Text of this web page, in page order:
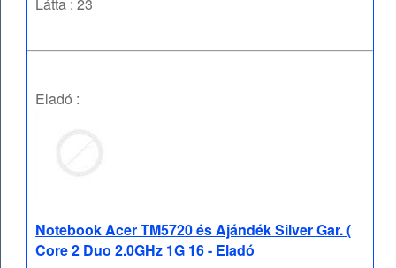
Látta : 23
Eladó :
Notebook Acer TM5720 és Ajándék Silver Gar. (
Core 2 Duo 2.0GHz 1G 16 - Eladó